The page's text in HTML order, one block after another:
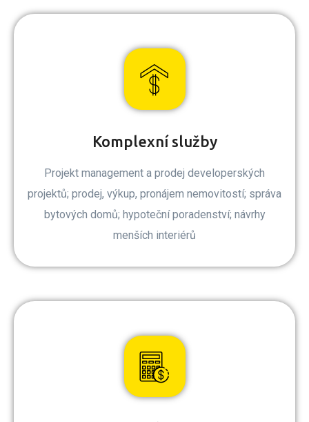
Komplexní služby
Projekt management a prodej developerských
projektů; prodej, výkup, pronájem nemovitostí; správa
bytových domů; hypoteční poradenství; návrhy
menších interiérů